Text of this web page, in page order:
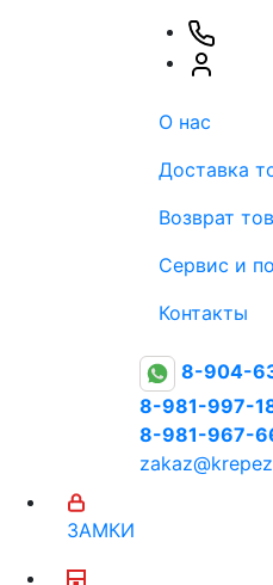
О нас
Доставка
Возврат
Сервис и
Контакты
8-904-
8-981-997-
8-981-967-
ЗАМКИ